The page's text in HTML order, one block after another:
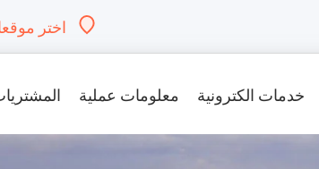
اختر
About
خدمات الكترونية معلومات عملية